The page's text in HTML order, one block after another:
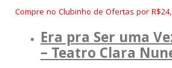
Compre no Clubinho de Ofertas por
Era pra Ser uma
– Teatro Clara